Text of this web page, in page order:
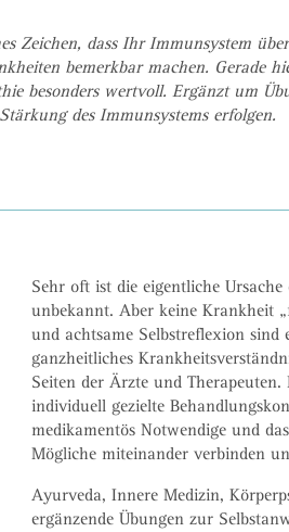
Zeichen, dass Ihr Immunsystem
bemerkbar machen. Gerade
besonders wertvoll. Ergänzt um
des Immunsystems erfolgen.
Sehr oft ist die eigentliche
unbekannt. Aber keine Krankheit
und achtsame Selbstreflexion sind
ganzheitliches
Seiten der Ärzte und
individuell gezielte
medikamentös Notwendige und
Mögliche miteinander verbinden
Ayurveda, Innere Medizin,
ergänzende Übungen zur